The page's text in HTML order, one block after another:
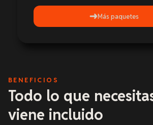
Más paquetes
BENEFICIOS
Todo lo que
viene incluido